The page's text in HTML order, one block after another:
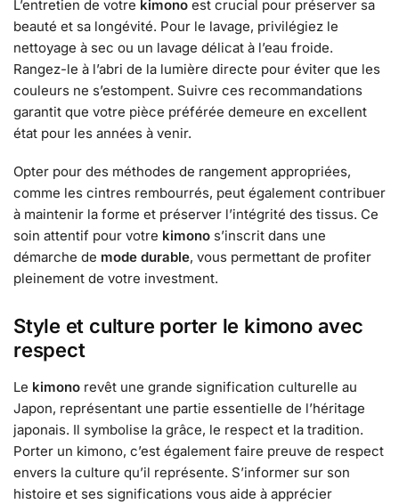
L’entretien de votre kimono est crucial pour préserver sa
beauté et sa longévité. Pour le lavage, privilégiez le
nettoyage à sec ou un lavage délicat à l’eau froide.
Rangez-le à l’abri de la lumière directe pour éviter que les
couleurs ne s’estompent. Suivre ces recommandations
garantit que votre pièce préférée demeure en excellent
état pour les années à venir.
Opter pour des méthodes de rangement appropriées,
comme les cintres rembourrés, peut également contribuer
à maintenir la forme et préserver l’intégrité des tissus. Ce
soin attentif pour votre kimono s’inscrit dans une
démarche de mode durable, vous permettant de profiter
pleinement de votre investment.
Style et culture porter le kimono avec
respect
Le kimono revêt une grande signification culturelle au
Japon, représentant une partie essentielle de l’héritage
japonais. Il symbolise la grâce, le respect et la tradition.
Porter un kimono, c’est également faire preuve de respect
envers la culture qu’il représente. S’informer sur son
histoire et ses significations vous aide à apprécier